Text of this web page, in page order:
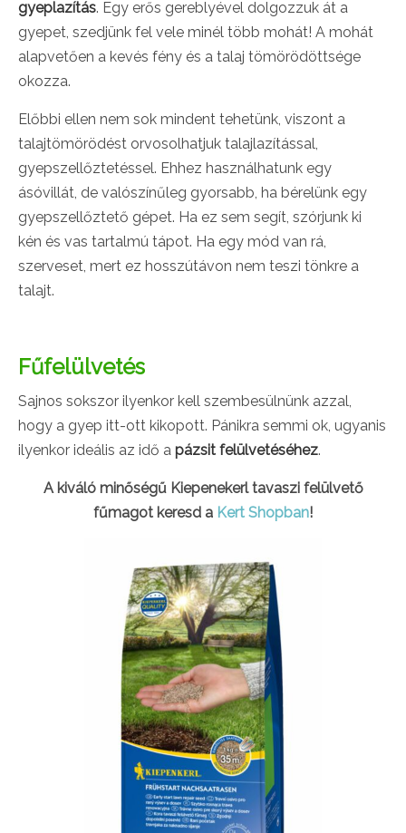
gyeplazítás. Egy erős gereblyével dolgozzuk át a
gyepet, szedjünk fel vele minél több mohát! A mohát
alapvetően a kevés fény és a talaj tömörödöttsége
okozza.
Előbbi ellen nem sok mindent tehetünk, viszont a
talajtömörödést orvosolhatjuk talajlazítással,
gyepszellőztetéssel. Ehhez használhatunk egy
ásóvillát, de valószínűleg gyorsabb, ha bérelünk egy
gyepszellőztető gépet. Ha ez sem segít, szórjunk ki
kén és vas tartalmú tápot. Ha egy mód van rá,
szerveset, mert ez hosszútávon nem teszi tönkre a
talajt.
Fűfelülvetés
Sajnos sokszor ilyenkor kell szembesülnünk azzal,
hogy a gyep itt-ott kikopott. Pánikra semmi ok, ugyanis
ilyenkor ideális az idő a pázsit felülvetéséhez.
A kiváló minőségű Kiepenekerl tavaszi felülvető
fűmagot keresd a Kert Shopban!